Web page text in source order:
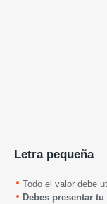
Letra pequeña
Todo el valor debe
Debes presentar